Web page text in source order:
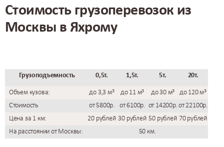
Стоимость грузоперевозок из
Москвы в Яхрому
Грузоподъемность 0,5т. 1,5т. 5т. 20т.
Объем кузова: до 3,3 м³ до 11 м³ до 30 м³
до 120 м³
Стоимость
от 5800р. от 6100р. от 14200р.от 22100р.
Цена за 1 км:
20 рублей 30 рублей 50 рублей 70 рублей
На расстоянии от Москвы:
50 км.